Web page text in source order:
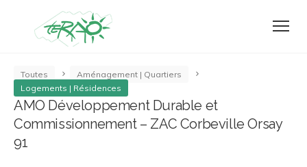
Toutes
Aménagement | Quartiers
Logements | Résidences
AMO Développement Durable et
Commissionnement – ZAC Corbeville Orsay
91